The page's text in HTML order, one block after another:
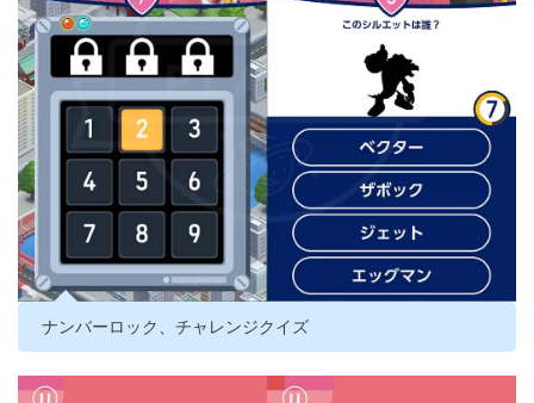
ナンバーロック、チャレンジクイズ